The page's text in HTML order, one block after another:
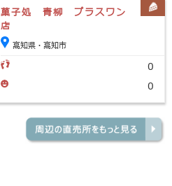
菓子処 青柳 プラスワン
店
高知県・高知市
0
0